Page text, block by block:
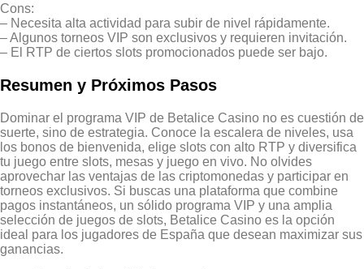
Cons:
– Necesita alta actividad para subir de nivel rápidamente.
– Algunos torneos VIP son exclusivos y requieren invitación.
– El RTP de ciertos slots promocionados puede ser bajo.
Resumen y Próximos Pasos
Dominar el programa VIP de Betalice Casino no es cuestión de
suerte, sino de estrategia. Conoce la escalera de niveles, usa
los bonos de bienvenida, elige slots con alto RTP y diversifica
tu juego entre slots, mesas y juego en vivo. No olvides
aprovechar las ventajas de las criptomonedas y participar en
torneos exclusivos. Si buscas una plataforma que combine
pagos instantáneos, un sólido programa VIP y una amplia
selección de juegos de slots, Betalice Casino es la opción
ideal para los jugadores de España que desean maximizar sus
ganancias.